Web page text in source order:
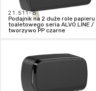
21.511-B
Podajnik na 2 duże role papieru
toaletowego seria ALVO LINE /
tworzywo PP czarne